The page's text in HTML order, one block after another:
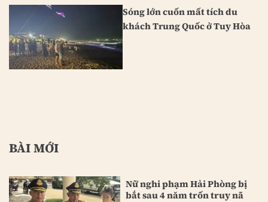
Sóng lớn cuốn mất tích du
khách Trung Quốc ở Tuy Hòa
BÀI MỚI
Nữ nghi phạm Hải Phòng bị
bắt sau 4 năm trốn truy nã